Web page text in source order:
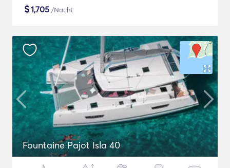
$1,705 /Nacht
Fountaine Pajot Isla 40